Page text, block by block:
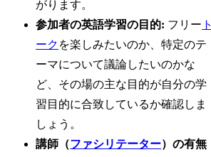
がります。
参加者の英語学習の目的: フリー ト
ーク を楽しみたいのか、特定のテ
ーマについて議論したいのかな
ど、その場の主な目的が自分の学
習目的に合致しているか確認しま
しょう。
講師（ファシリテーター）の有無